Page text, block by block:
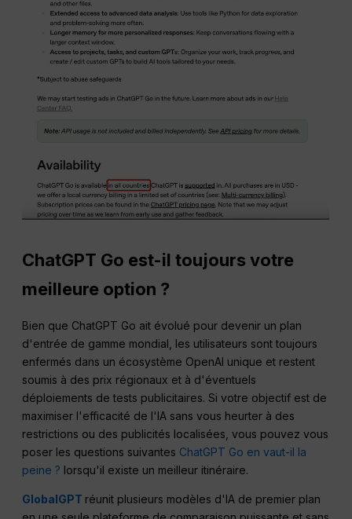
ChatGPT Go est-il toujours votre
meilleure option ?
Bien que ChatGPT Go ait évolué pour devenir un plan
d'entrée de gamme mondial, les utilisateurs sont toujours
enfermés dans un écosystème OpenAI unique et restent
soumis à des prix régionaux et à d'éventuels
déploiements de tests publicitaires. Si votre objectif est de
maximiser l'efficacité de l'IA sans vous heurter à des
restrictions ou des publicités localisées, vous pouvez vous
poser les questions suivantes ChatGPT Go en vaut-il la
peine ? lorsqu'il existe un meilleur itinéraire.
GlobalGPT réunit plusieurs modèles d'IA de premier plan